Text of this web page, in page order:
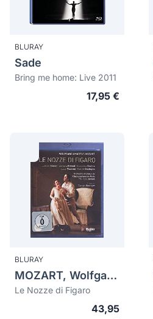
BLURAY
Sade
Bring me home: Live 2011
17,95 €
BLURAY
MOZART, Wolfgang Amadeus (1756-1791)
Le Nozze di Figaro
43,95